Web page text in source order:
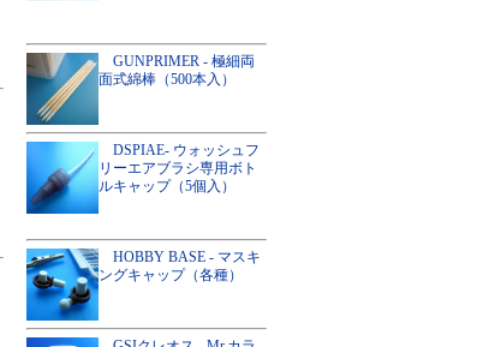
GUNPRIMER - 極細両
面式綿棒（500本入）
DSPIAE- ウォッシュフ
リーエアブラシ専用ボト
ルキャップ（5個入）
HOBBY BASE - マスキ
ングキャップ（各種）